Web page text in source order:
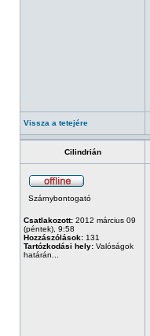
Vissza a tetejére
Cilindrián
Szárnybontogató
Csatlakozott: 2012 március 09
(péntek), 9:58
Hozzászólások: 131
Tartózkodási hely: Valóságok
határán...